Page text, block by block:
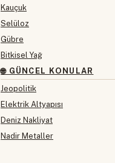
Kauçuk
Selüloz
Gübre
Bitkisel Yağ
🌐 GÜNCEL KONULAR
Jeopolitik
Elektrik Altyapısı
Deniz Nakliyat
Nadir Metaller